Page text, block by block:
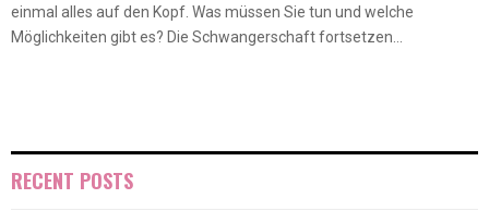
einmal alles auf den Kopf. Was müssen Sie tun und welche
Möglichkeiten gibt es? Die Schwangerschaft fortsetzen...
RECENT POSTS